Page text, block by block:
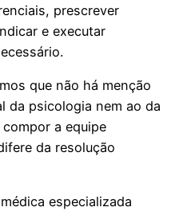
prescrever
e executar
que não há menção
da psicologia nem ao da
a equipe
da resolução
especializada